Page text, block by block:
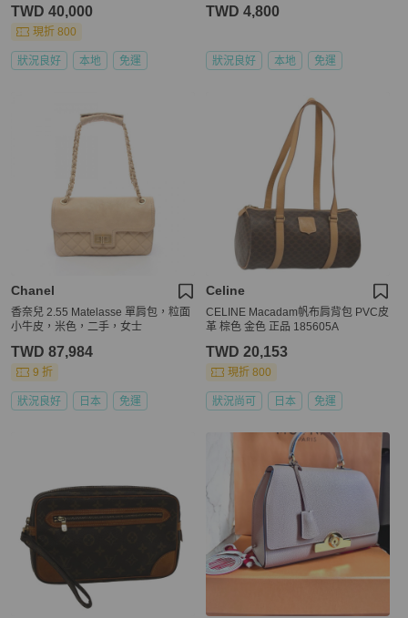
TWD 40,000
現折 800
狀況良好 本地 免運
TWD 4,800
狀況良好 本地 免運
Chanel
香奈兒 2.55 Matelasse 單肩包，粒面
小牛皮，米色，二手，女士
TWD 87,984
9 折
狀況良好 日本 免運
Celine
CELINE Macadam帆布肩背包 PVC皮
革 棕色 金色 正品 185605A
TWD 20,153
現折 800
狀況尚可 日本 免運